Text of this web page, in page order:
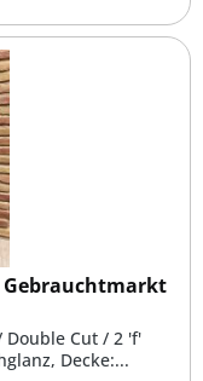
Gebrauchtmarkt
Double Cut / 2 'f'
Decke:...